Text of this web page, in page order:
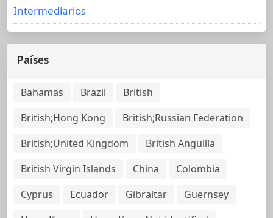
Intermediarios
Países
Bahamas Brazil
British
British;Hong Kong
British;Russian Federation
British;United Kingdom
British Anguilla
British Virgin Islands
China
Colombia
Cyprus
Ecuador Gibraltar
Guernsey